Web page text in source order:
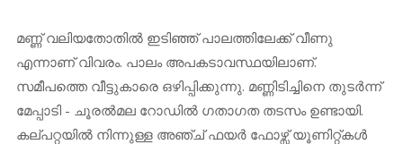
മണ്ണ് വലിയതോതിൽ ഇടിഞ്ഞ് പാലത്തിലേക്ക് വീണു
എന്നാണ് വിവരം. പാലം അപകടാവസ്ഥയിലാണ്.
സമീപത്തെ വീട്ടുകാരെ ഒഴിപ്പിക്കുന്നു. മണ്ണിടിച്ചിനെ തുടര്‍ന്ന്
മേപ്പാടി - ചൂരൽമല റോഡിൽ ഗതാഗത തടസം ഉണ്ടായി.
കല്പറ്റയിൽ നിന്നുള്ള അഞ്ച് ഫയർ ഫോഴ്സ് യൂണിറ്റ്കൾ